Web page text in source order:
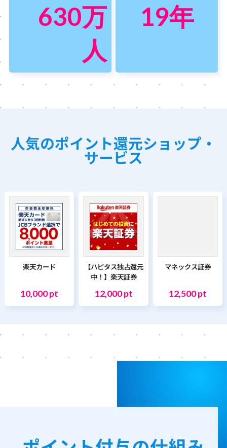
630万
人
19年
人気のポイント還元ショップ・
サービス
楽天カード
10,000 pt
【ハピタス独占還元
中！】楽天証券
12,000 pt
マネックス証券
12,500 pt